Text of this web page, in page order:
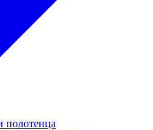
полотенца